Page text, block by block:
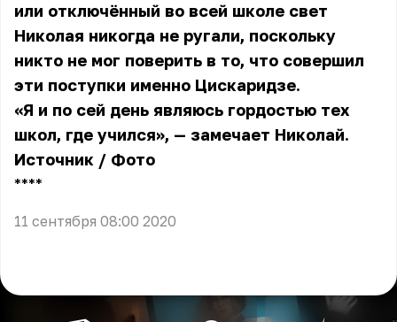
или отключённый во всей школе свет
Николая никогда не ругали, поскольку
никто не мог поверить в то, что совершил
эти поступки именно Цискаридзе.
«Я и по сей день являюсь гордостью тех
школ, где учился», — замечает Николай.
Источник / Фото
** **
11 сентября 08:00 2020